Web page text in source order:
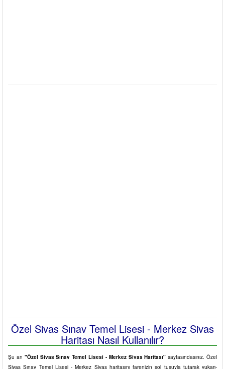
Özel Sivas Sınav Temel Lisesi - Merkez Sivas
Haritası Nasıl Kullanılır?
Şu an "Özel Sivas Sınav Temel Lisesi - Merkez Sivas Haritası" sayfasındasınız. Özel
Sivas Sınav Temel Lisesi - Merkez Sivas haritasını farenizin sol tuşuyla tutarak yukarı-